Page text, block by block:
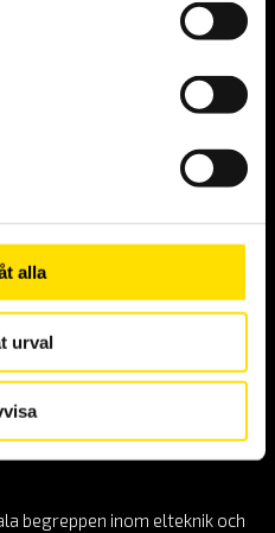
alla
urval
DHL Go Green
Green Vår transportpartner
Vi har lagt till tillägget DHL Go
följande; Läs mer om DHL Go
guide från
begreppen inom elteknik och